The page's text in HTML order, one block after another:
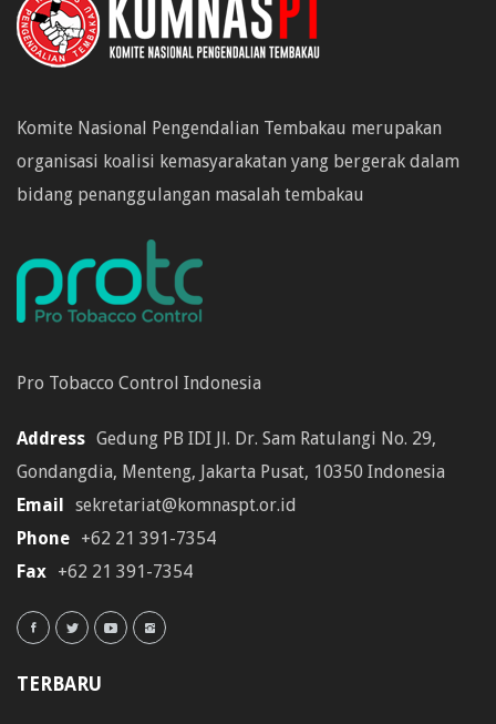
Komite Nasional Pengendalian Tembakau merupakan
organisasi koalisi kemasyarakatan yang bergerak dalam
bidang penanggulangan masalah tembakau
Pro Tobacco Control Indonesia
Address Gedung PB IDI Jl. Dr. Sam Ratulangi No. 29,
Gondangdia, Menteng, Jakarta Pusat, 10350 Indonesia
Email
sekretariat@komnaspt.or.id
Phone +62 21 391-7354
Fax +62 21 391-7354
TERBARU